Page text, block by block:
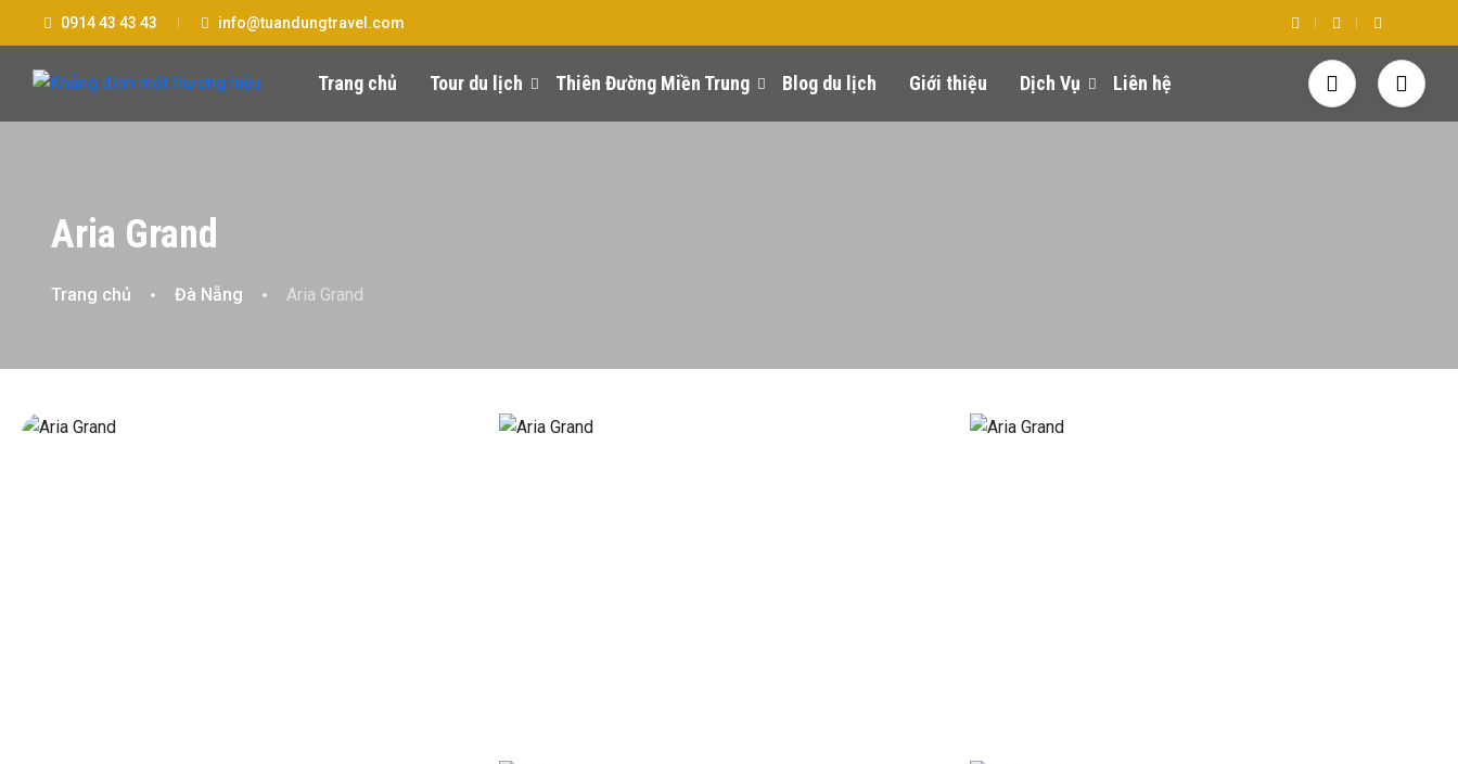
0914 43 43 43 info@tuandungtravel.com
Trang chủ Tour du lịch Thiên Đường Miền Trung Blog du lịch Giới thiệu Dịch Vụ Liên hệ
Aria Grand
Trang chủ Đà Nẵng Aria Grand